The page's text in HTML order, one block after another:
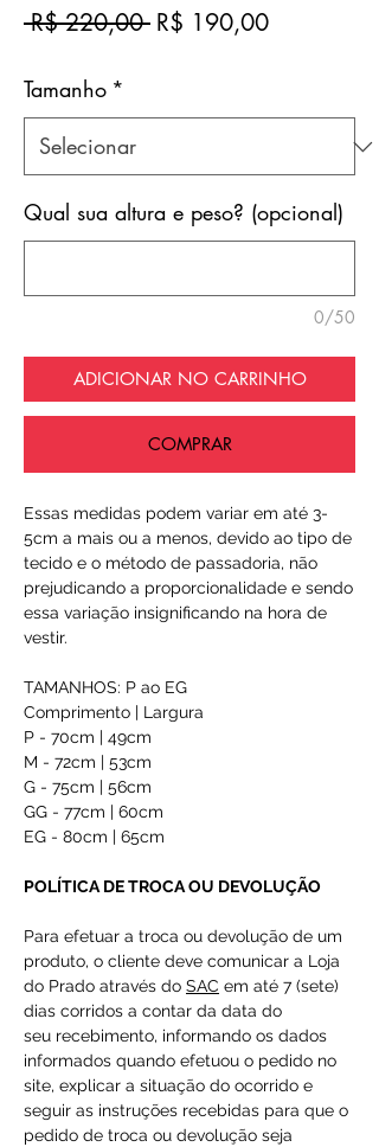
R$ 220,00 Preço
R$ 190,00Preço
Tamanho *
Qual sua altura e peso? (opcional)
0/50
ADICIONAR NO CARRINHO
COMPRAR
Essas medidas podem variar em até 3-
5cm a mais ou a menos, devido ao tipo de
tecido e o método de passadoria, não
prejudicando a proporcionalidade e sendo
essa variação insignificando na hora de
vestir.
TAMANHOS: P ao EG
Comprimento | Largura
P - 70cm | 49cm
M - 72cm | 53cm
G - 75cm | 56cm
GG - 77cm | 60cm
EG - 80cm | 65cm
POLÍTICA DE TROCA OU DEVOLUÇÃO
Para efetuar a troca ou devolução de um
produto, o cliente deve comunicar a Loja
do Prado através do SAC em até 7 (sete)
dias corridos a contar da data do
seu recebimento, informando os dados
informados quando efetuou o pedido no
site, explicar a situação do ocorrido e
seguir as instruções recebidas para que o
pedido de troca ou devolução seja